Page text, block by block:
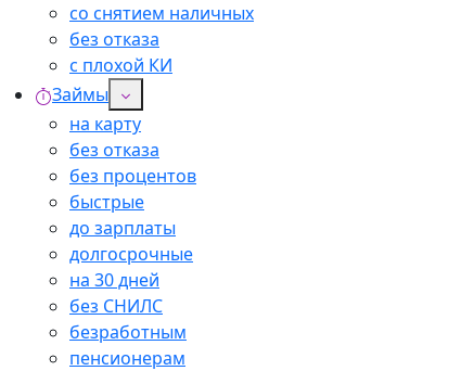
со снятием наличных
без отказа
с плохой КИ
Займы
на карту
без отказа
без процентов
быстрые
до зарплаты
долгосрочные
на 30 дней
без СНИЛС
безработным
пенсионерам